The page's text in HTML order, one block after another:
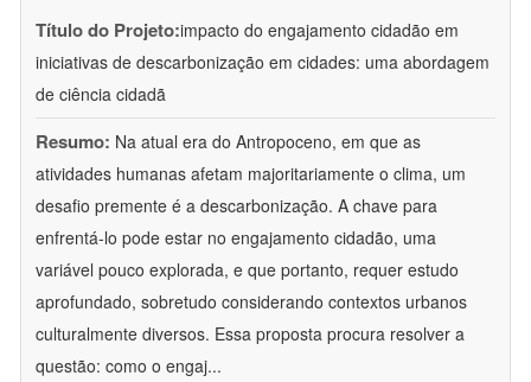
Título do Projeto:impacto do engajamento cidadão em
iniciativas de descarbonização em cidades: uma abordagem
de ciência cidadã
Resumo: Na atual era do Antropoceno, em que as
atividades humanas afetam majoritariamente o clima, um
desafio premente é a descarbonização. A chave para
enfrentá-lo pode estar no engajamento cidadão, uma
variável pouco explorada, e que portanto, requer estudo
aprofundado, sobretudo considerando contextos urbanos
culturalmente diversos. Essa proposta procura resolver a
questão: como o engaj...